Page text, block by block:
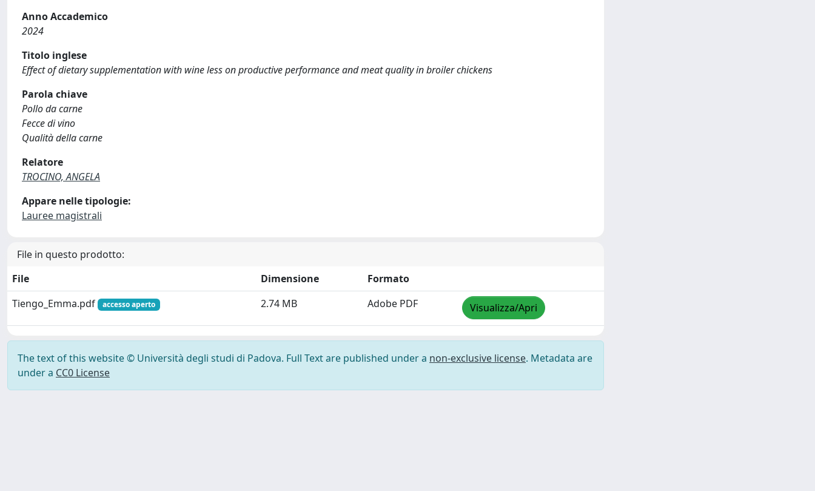
Anno Accademico
2024
Titolo inglese
Effect of dietary supplementation with wine less on productive performance and meat quality in broiler chickens
Parola chiave
Pollo da carne
Fecce di vino
Qualità della carne
Relatore
TROCINO, ANGELA
Appare nelle tipologie:
Lauree magistrali
File in questo prodotto:
File
Dimensione
Formato
Tiengo_Emma.pdf
accesso aperto 2.74 MB Adobe PDF Visualizza/Apri
The text of this website © Università degli studi di Padova. Full Text are published under a non-exclusive license. Metadata are
under a CC0 License